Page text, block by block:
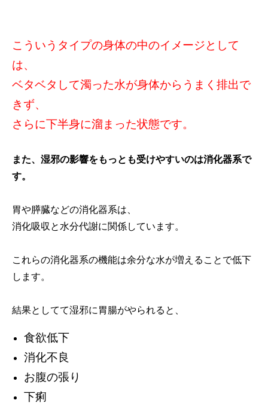
こういうタイプの身体の中のイメージとして
は、
ベタベタして濁った水が身体からうまく排出で
きず、
さらに下半身に溜まった状態です。
また、湿邪の影響をもっとも受けやすいのは消化器系で
す。
胃や膵臓などの消化器系は、
消化吸収と水分代謝に関係しています。
これらの消化器系の機能は余分な水が増えることで低下
します。
結果としてて湿邪に胃腸がやられると、
食欲低下
消化不良
お腹の張り
下痢